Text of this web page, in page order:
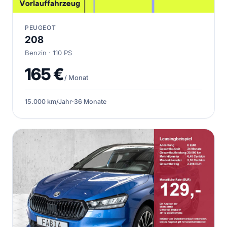
PEUGEOT
208
Benzin · 110 PS
165 €/ Monat
15.000 km/Jahr·36 Monate